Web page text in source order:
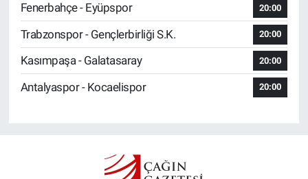
Fenerbahçe - Eyüpspor 20:00
Trabzonspor - Gençlerbirliği S.K. 20:00
Kasımpaşa - Galatasaray 20:00
Antalyaspor - Kocaelispor 20:00